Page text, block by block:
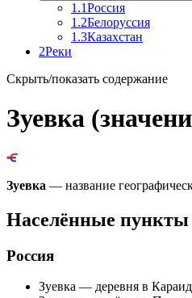
1.1Россия
1.2Белоруссия
1.3Казахстан
2Реки
Скрыть/показать содержание
Зуевка
Зуевка — название
Населённые пункты
Россия
Зуевка — деревня в